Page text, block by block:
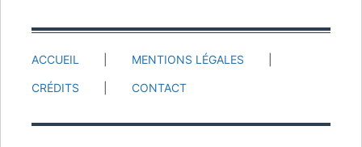
ACCUEIL MENTIONS LÉGALES
CRÉDITS CONTACT